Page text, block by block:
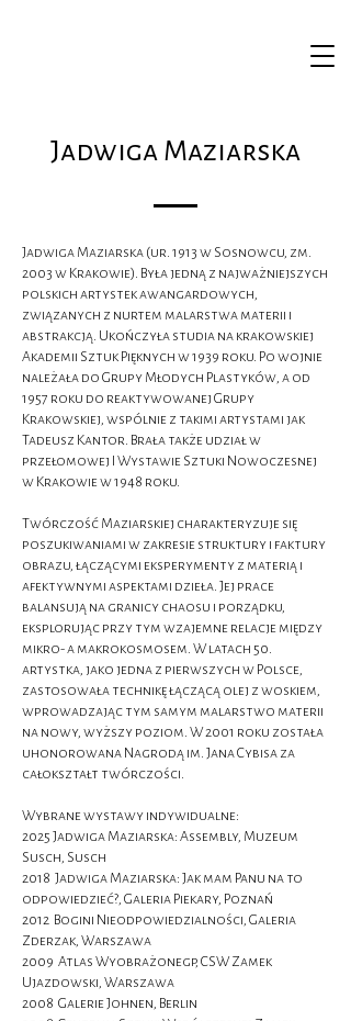
Jadwiga Maziarska
Jadwiga Maziarska (ur. 1913 w Sosnowcu, zm.
2003 w Krakowie). Była jedną z najważniejszych
polskich artystek awangardowych,
związanych z nurtem malarstwa materii i
abstrakcją. Ukończyła studia na krakowskiej
Akademii Sztuk Pięknych w 1939 roku. Po wojnie
należała do Grupy Młodych Plastyków, a od
1957 roku do reaktywowanej Grupy
Krakowskiej, wspólnie z takimi artystami jak
Tadeusz Kantor. Brała także udział w
przełomowej I Wystawie Sztuki Nowoczesnej
w Krakowie w 1948 roku.
Twórczość Maziarskiej charakteryzuje się
poszukiwaniami w zakresie struktury i faktury
obrazu, łączącymi eksperymenty z materią i
afektywnymi aspektami dzieła. Jej prace
balansują na granicy chaosu i porządku,
eksplorując przy tym wzajemne relacje między
mikro- a makrokosmosem. W latach 50.
artystka, jako jedna z pierwszych w Polsce,
zastosowała technikę łączącą olej z woskiem,
wprowadzając tym samym malarstwo materii
na nowy, wyższy poziom. W 2001 roku została
uhonorowana Nagrodą im. Jana Cybisa za
całokształt twórczości.
Wybrane wystawy indywidualne:
2025Jadwiga Maziarska: Assembly, Muzeum
Susch, Susch
2018 Jadwiga Maziarska: Jak mam Panu na to
odpowiedzieć?, Galeria Piekary, Poznań
2012 Bogini Nieodpowiedzialności, Galeria
Zderzak, Warszawa
2009 Atlas Wyobrażonegp, CSW Zamek
Ujazdowski, Warszawa
2008 Galerie Johnen, Berlin